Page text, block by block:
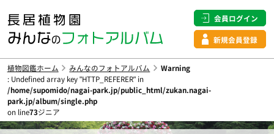
会員ログイン
新規会員登録
植物図鑑ホーム みんなのフォトアルバム
Warning
: Undefined array key "HTTP_REFERER" in
/home/supomido/nagai-park.jp/public_html/zukan.nagai-
park.jp/album/single.php
on line73ジニア